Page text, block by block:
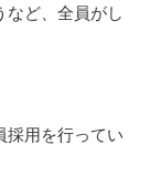
など、全員がし
採用を行ってい